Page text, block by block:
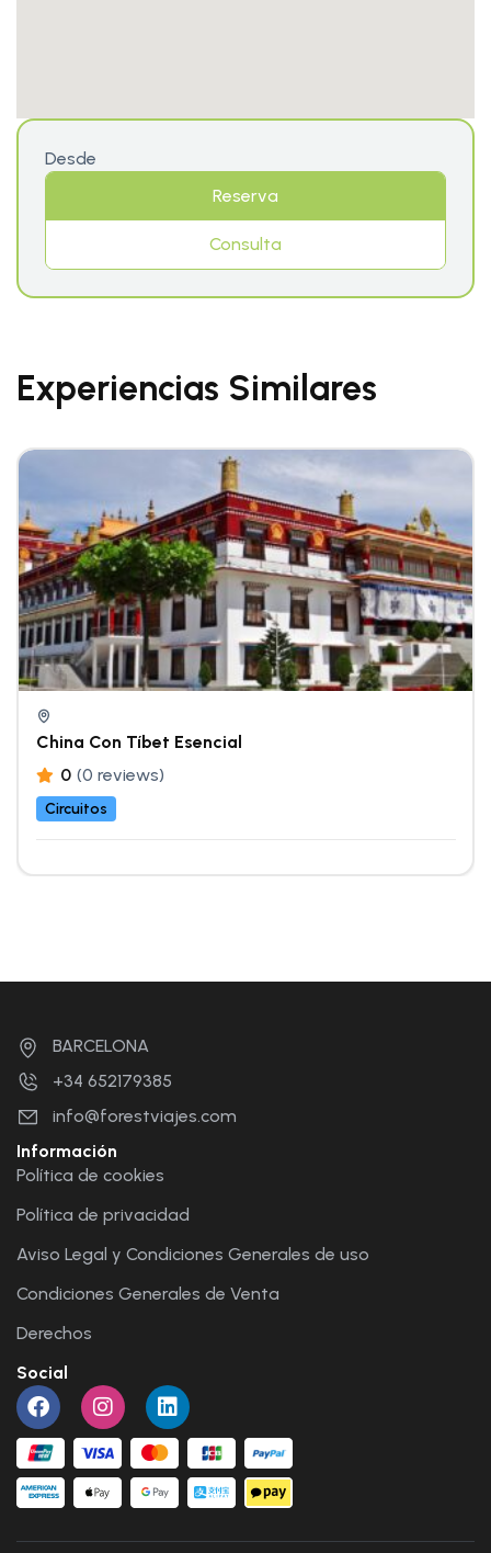
Desde
Reserva
Consulta
Experiencias Similares
China Con Tíbet Esencial
0 (0 reviews)
Circuitos
BARCELONA
+34 652179385
info@forestviajes.com
Información
Política de cookies
Política de privacidad
Aviso Legal y Condiciones Generales de uso
Condiciones Generales de Venta
Derechos
Social